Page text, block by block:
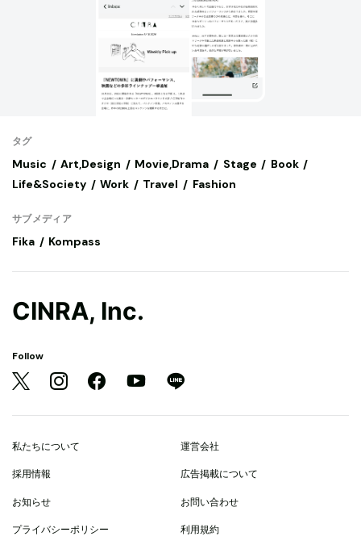
タグ
Music Art,Design Movie,Drama Stage
Book
Life&Society
Work Travel Fashion
サブメディア
Fika Kompass
CINRA, Inc.
Follow
私たちについて 運営会社
採用情報 広告掲載について
お知らせ お問い合わせ
プライバシーポリシー 利用規約